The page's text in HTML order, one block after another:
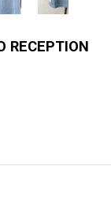
RECEPTION